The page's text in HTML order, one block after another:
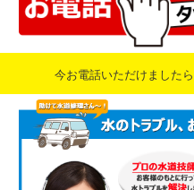
今お電話いただけましたら